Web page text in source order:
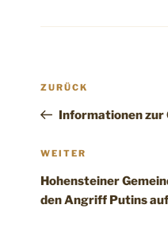
Vorheriger
ZURÜCK
Informationen
Nächster
WEITER
Hohensteiner
den Angriff Putins